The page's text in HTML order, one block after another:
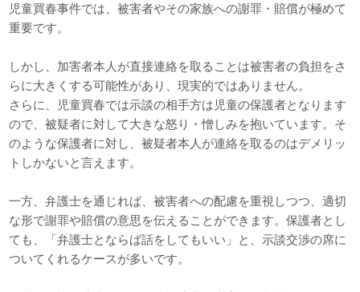
児童買春事件では、被害者やその家族への謝罪・賠償が極めて
重要です。
しかし、加害者本人が直接連絡を取ることは被害者の負担をさ
らに大きくする可能性があり、現実的ではありません。
さらに、児童買春では示談の相手方は児童の保護者となります
ので、被疑者に対して大きな怒り・憎しみを抱いています。そ
のような保護者に対し、被疑者本人が連絡を取るのはデメリッ
トしかないと言えます。
一方、弁護士を通じれば、被害者への配慮を重視しつつ、適切
な形で謝罪や賠償の意思を伝えることができます。保護者とし
ても、「弁護士とならば話をしてもいい」と、示談交渉の席に
ついてくれるケースが多いです。